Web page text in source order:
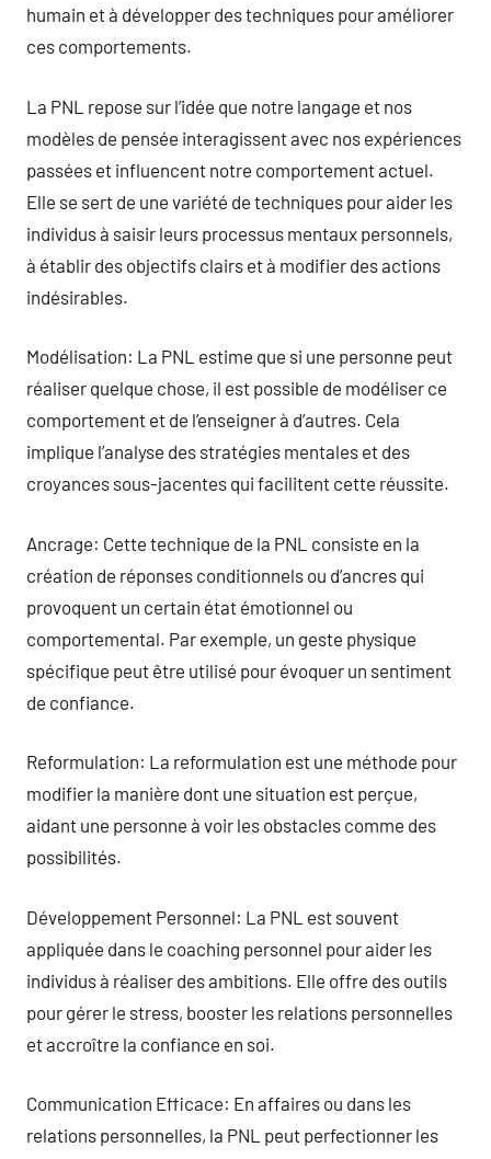
humain et à développer des techniques pour améliorer
ces comportements.
La PNL repose sur l’idée que notre langage et nos
modèles de pensée interagissent avec nos expériences
passées et influencent notre comportement actuel.
Elle se sert de une variété de techniques pour aider les
individus à saisir leurs processus mentaux personnels,
à établir des objectifs clairs et à modifier des actions
indésirables.
Modélisation: La PNL estime que si une personne peut
réaliser quelque chose, il est possible de modéliser ce
comportement et de l’enseigner à d’autres. Cela
implique l’analyse des stratégies mentales et des
croyances sous-jacentes qui facilitent cette réussite.
Ancrage: Cette technique de la PNL consiste en la
création de réponses conditionnels ou d’ancres qui
provoquent un certain état émotionnel ou
comportemental. Par exemple, un geste physique
spécifique peut être utilisé pour évoquer un sentiment
de confiance.
Reformulation: La reformulation est une méthode pour
modifier la manière dont une situation est perçue,
aidant une personne à voir les obstacles comme des
possibilités.
Développement Personnel: La PNL est souvent
appliquée dans le coaching personnel pour aider les
individus à réaliser des ambitions. Elle offre des outils
pour gérer le stress, booster les relations personnelles
et accroître la confiance en soi.
Communication Efficace: En affaires ou dans les
relations personnelles, la PNL peut perfectionner les